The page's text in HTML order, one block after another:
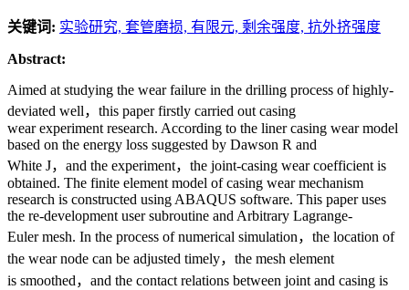
关键词: 实验研究, 套管磨损, 有限元, 剩余强度, 抗外挤强度
Abstract:
Aimed at studying the wear failure in the drilling process of highly-
deviated well，this paper firstly carried out casing
wear experiment research. According to the liner casing wear model
based on the energy loss suggested by Dawson R and
White J，and the experiment，the joint-casing wear coefficient is
obtained. The finite element model of casing wear mechanism
research is constructed using ABAQUS software. This paper uses
the re-development user subroutine and Arbitrary Lagrange-
Euler mesh. In the process of numerical simulation，the location of
the wear node can be adjusted timely，the mesh element
is smoothed，and the contact relations between joint and casing is